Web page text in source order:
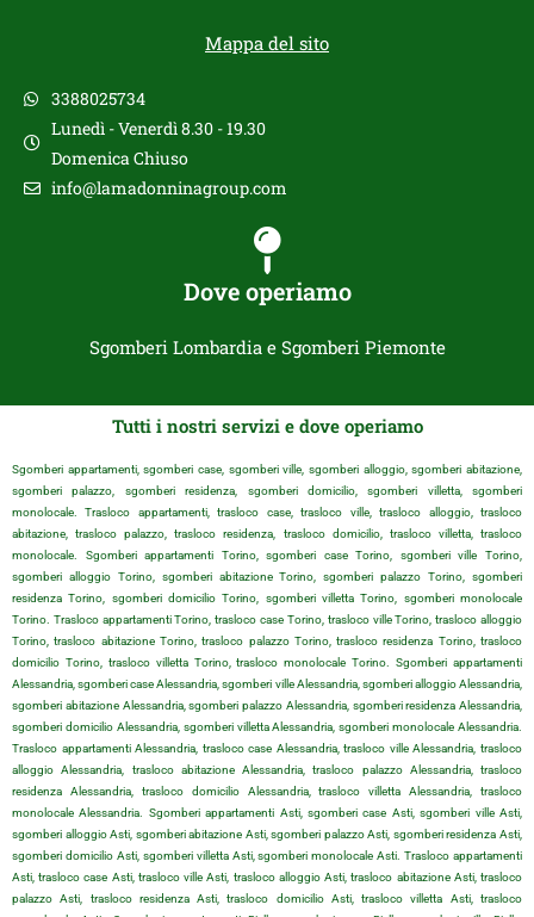
Mappa del sito
3388025734
Lunedì - Venerdì 8.30 - 19.30
Domenica Chiuso
info@lamadonninagroup.com
Dove operiamo
Sgomberi Lombardia e Sgomberi Piemonte
Tutti i nostri servizi e dove operiamo
Sgomberi appartamenti, sgomberi case, sgomberi ville, sgomberi alloggio, sgomberi abitazione,
sgomberi palazzo, sgomberi residenza, sgomberi domicilio, sgomberi villetta, sgomberi
monolocale. Trasloco appartamenti, trasloco case, trasloco ville, trasloco alloggio, trasloco
abitazione, trasloco palazzo, trasloco residenza, trasloco domicilio, trasloco villetta, trasloco
monolocale. Sgomberi appartamenti Torino, sgomberi case Torino, sgomberi ville Torino,
sgomberi alloggio Torino, sgomberi abitazione Torino, sgomberi palazzo Torino, sgomberi
residenza Torino, sgomberi domicilio Torino, sgomberi villetta Torino, sgomberi monolocale
Torino. Trasloco appartamenti Torino, trasloco case Torino, trasloco ville Torino, trasloco alloggio
Torino, trasloco abitazione Torino, trasloco palazzo Torino, trasloco residenza Torino, trasloco
domicilio Torino, trasloco villetta Torino, trasloco monolocale Torino. Sgomberi appartamenti
Alessandria, sgomberi case Alessandria, sgomberi ville Alessandria, sgomberi alloggio Alessandria,
sgomberi abitazione Alessandria, sgomberi palazzo Alessandria, sgomberi residenza Alessandria,
sgomberi domicilio Alessandria, sgomberi villetta Alessandria, sgomberi monolocale Alessandria.
Trasloco appartamenti Alessandria, trasloco case Alessandria, trasloco ville Alessandria, trasloco
alloggio Alessandria, trasloco abitazione Alessandria, trasloco palazzo Alessandria, trasloco
residenza Alessandria, trasloco domicilio Alessandria, trasloco villetta Alessandria, trasloco
monolocale Alessandria. Sgomberi appartamenti Asti, sgomberi case Asti, sgomberi ville Asti,
sgomberi alloggio Asti, sgomberi abitazione Asti, sgomberi palazzo Asti, sgomberi residenza Asti,
sgomberi domicilio Asti, sgomberi villetta Asti, sgomberi monolocale Asti. Trasloco appartamenti
Asti, trasloco case Asti, trasloco ville Asti, trasloco alloggio Asti, trasloco abitazione Asti, trasloco
palazzo Asti, trasloco residenza Asti, trasloco domicilio Asti, trasloco villetta Asti, trasloco